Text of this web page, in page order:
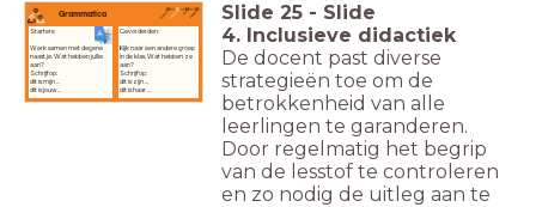
Grammatica
Gevorderden:
Kijk naar een andere groep
in de klas. Wat hebben ze
aan?
Schrijf op:
dit is zijn ...
dit is haar ...
Starters:
Werk samen met degene
naast je. Wat hebben jullie
aan?
Schrijf op:
dit is mijn ...
dit is jouw ...
Slide 25 - Slide
4. Inclusieve didactiek
De docent past diverse
strategieën toe om de
betrokkenheid van alle
leerlingen te garanderen.
Door regelmatig het begrip
van de lesstof te controleren
en zo nodig de uitleg aan te